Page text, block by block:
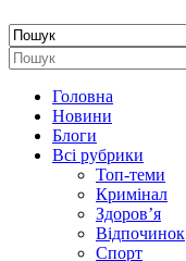
Головна
Новини
Блоги
Всі рубрики
Топ-теми
Кримінал
Здоров’я
Відпочинок
Спорт